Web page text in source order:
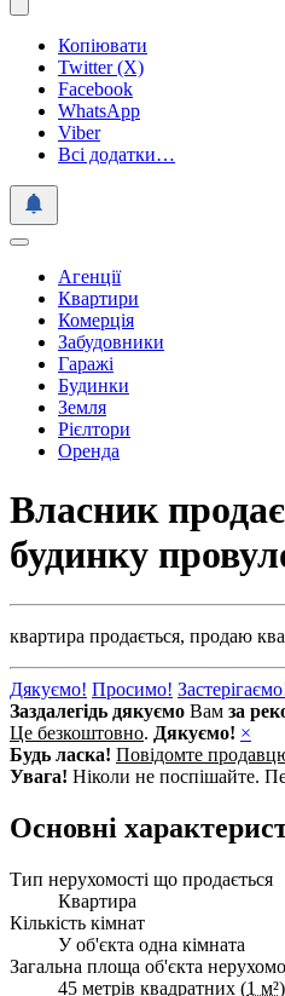
Копіювати
Twitter (X)
Facebook
WhatsApp
Viber
Всі додатки…
Агенції
Квартири
Комерція
Забудовники
Гаражі
Будинки
Земля
Рієлтори
Оренда
Власник
будинку
квартира продається, продаю
Дякуємо! Просимо!
Заздалегідь дякуємо Вам за
Це безкоштовно. Дякуємо! ×
Будь ласка! Повідомте
Увага! Ніколи не поспішайте.
Основні
Тип нерухомості що продається
Квартира
Кількість кімнат
У об'єкта одна кімната
Загальна площа об'єкта
45 метрів квадратних (1 м²)